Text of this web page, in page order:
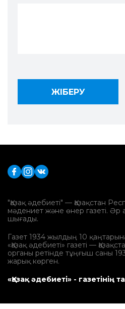
"Қазақ әдебиеті" — Қазақстан
мәдениет және өнер газеті. Әр
шығады.
Газет 1934 жылдың 10
«Қазақ әдебиеті» газеті —
органы ретінде тұңғыш саны
жарық көрген.
«Қазақ әдебиеті» - газетінің